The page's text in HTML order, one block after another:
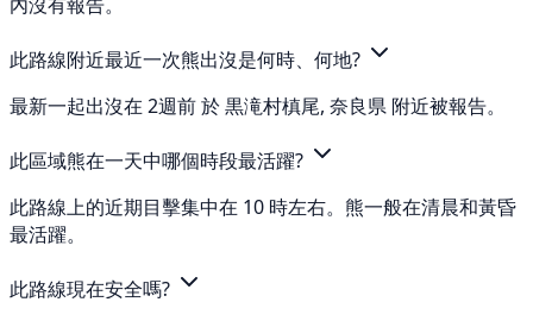
內沒有報告。
此路線附近最近一次熊出沒是何時、何地?
最新一起出沒在 2週前 於 黒滝村槙尾, 奈良県 附近被報告。
此區域熊在一天中哪個時段最活躍?
此路線上的近期目擊集中在 10 時左右。熊一般在清晨和黃昏
最活躍。
此路線現在安全嗎?